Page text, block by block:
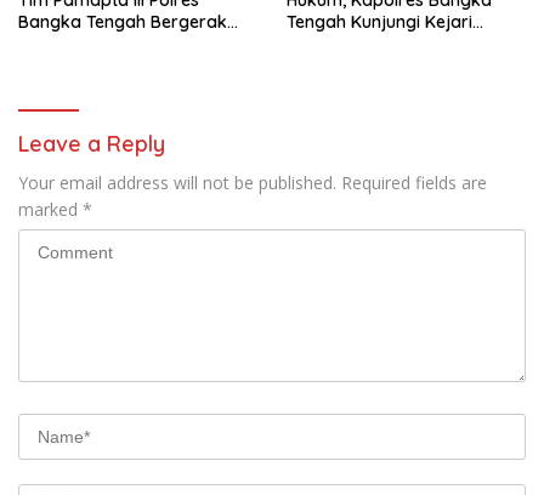
Bangka Tengah Bergerak
Tengah Kunjungi Kejari
Leave a Reply
Your email address will not be published. Required fields are
marked *